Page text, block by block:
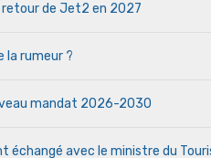
retour de Jet2 en 2027
la rumeur ?
mandat 2026-2030
échangé avec le ministre du